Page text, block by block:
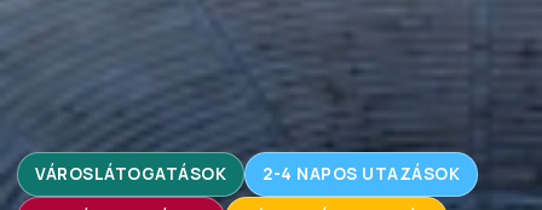
VÁROSLÁTOGATÁSOK 2-4 NAPOS UTAZÁSOK